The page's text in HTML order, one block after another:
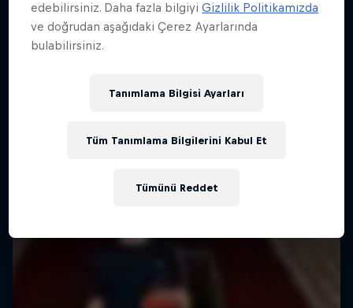
Toronto basketbolunun yükselişine yakından
bakış
edebilirsiniz. Daha fazla bilgiyiGizlilik Politikamızda
ve doğrudan aşağıdaki Çerez Ayarlarında
bulabilirsiniz.
Tanımlama Bilgisi Ayarları
Tümünü Reddet
Tüm Tanımlama Bilgilerini Kabul Et